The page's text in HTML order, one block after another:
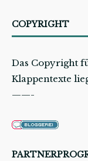
COPYRIGHT
Das Copyright
Klappentexte
——-